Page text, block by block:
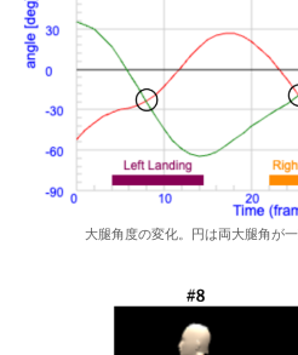
大腿角度の変化。円は両大腿角が